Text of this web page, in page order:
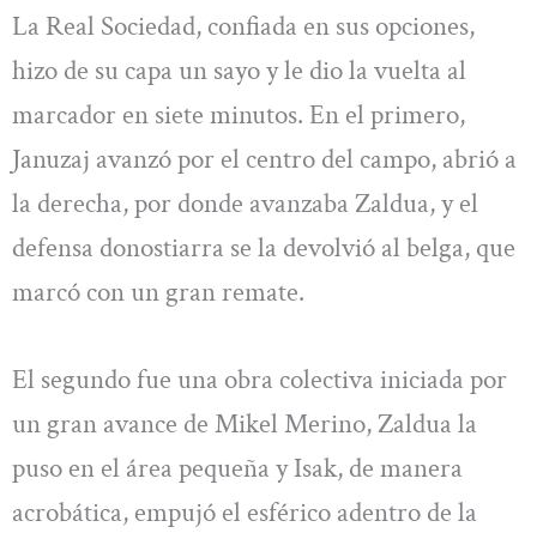
La Real Sociedad, confiada en sus opciones,
hizo de su capa un sayo y le dio la vuelta al
marcador en siete minutos. En el primero,
Januzaj avanzó por el centro del campo, abrió a
la derecha, por donde avanzaba Zaldua, y el
defensa donostiarra se la devolvió al belga, que
marcó con un gran remate.
El segundo fue una obra colectiva iniciada por
un gran avance de Mikel Merino, Zaldua la
puso en el área pequeña y Isak, de manera
acrobática, empujó el esférico adentro de la